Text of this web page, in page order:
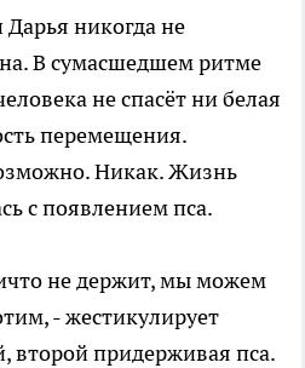
никогда не
В сумасшедшем ритме
не спасёт ни белая
перемещения.
Никак. Жизнь
с появлением пса.
не держит, мы можем
- жестикулирует
второй придерживая пса.